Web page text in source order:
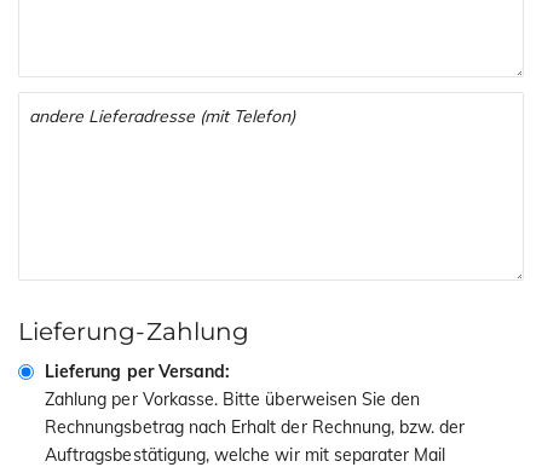
Lieferung-Zahlung
Lieferung per Versand:
Zahlung per Vorkasse. Bitte überweisen Sie den
Rechnungsbetrag nach Erhalt der Rechnung, bzw. der
Auftragsbestätigung, welche wir mit separater Mail